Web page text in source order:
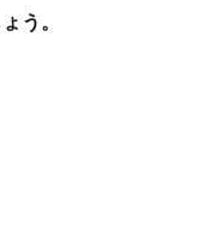
う。